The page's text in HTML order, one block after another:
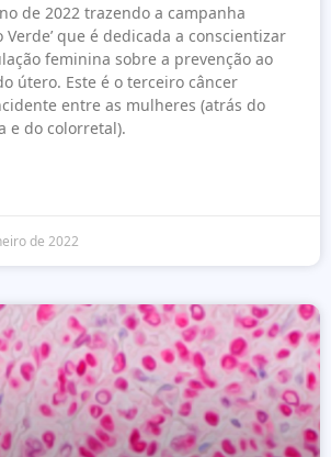
de 2022 trazendo a campanha
Verde’ que é dedicada a conscientizar
feminina sobre a prevenção ao
útero. Este é o terceiro câncer
entre as mulheres (atrás do
e do colorretal).
de 2022